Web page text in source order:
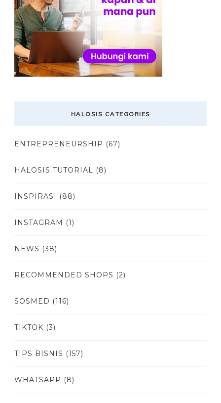
HALOSIS CATEGORIES
ENTREPRENEURSHIP (67)
HALOSIS TUTORIAL (8)
INSPIRASI (88)
INSTAGRAM (1)
NEWS (38)
RECOMMENDED SHOPS (2)
SOSMED (116)
TIKTOK (3)
TIPS BISNIS (157)
WHATSAPP (8)